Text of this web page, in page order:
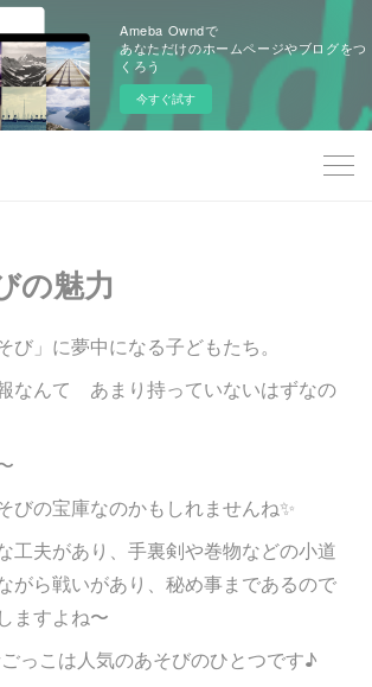
Ameba Owndで
あなただけのホームページやブログをつ
くろう
今すぐ試す
の魅力
び」に夢中になる子どもたち。
なんて あまり持っていないはずなの
びの宝庫なのかもしれませんね✨
工夫があり、手裏剣や巻物などの小道
がら戦いがあり、秘め事まであるので
ますよね〜
っこは人気のあそびのひとつです♪